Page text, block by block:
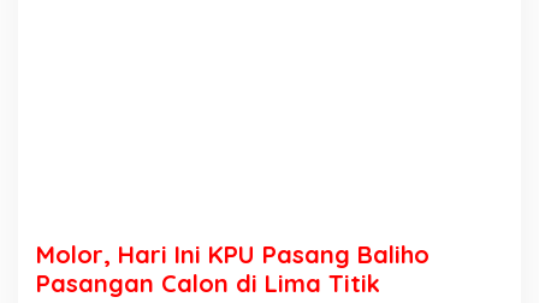
Molor, Hari Ini KPU Pasang Baliho
Pasangan Calon di Lima Titik